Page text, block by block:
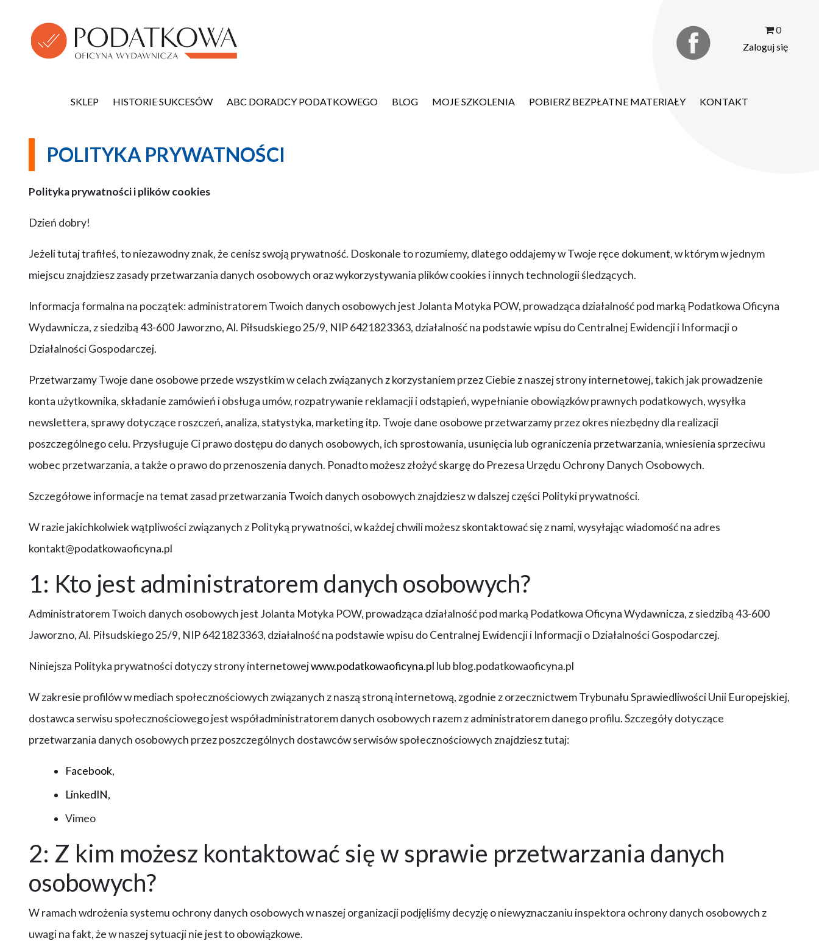
0
Zaloguj się
SKLEP HISTORIE SUKCESÓW ABC DORADCY PODATKOWEGO BLOG MOJE SZKOLENIA POBIERZ BEZPŁATNE MATERIAŁY KONTAKT
POLITYKA PRYWATNOŚCI
Polityka prywatności i plików cookies
Dzień dobry!
Jeżeli tutaj trafiłeś, to niezawodny znak, że cenisz swoją prywatność. Doskonale to rozumiemy, dlatego oddajemy w Twoje ręce dokument, w którym w jednym
miejscu znajdziesz zasady przetwarzania danych osobowych oraz wykorzystywania plików cookies i innych technologii śledzących.
Informacja formalna na początek: administratorem Twoich danych osobowych jest Jolanta Motyka POW, prowadząca działalność pod marką Podatkowa Oficyna
Wydawnicza, z siedzibą 43-600 Jaworzno, Al. Piłsudskiego 25/9, NIP 6421823363, działalność na podstawie wpisu do Centralnej Ewidencji i Informacji o
Działalności Gospodarczej.
Przetwarzamy Twoje dane osobowe przede wszystkim w celach związanych z korzystaniem przez Ciebie z naszej strony internetowej, takich jak prowadzenie
konta użytkownika, składanie zamówień i obsługa umów, rozpatrywanie reklamacji i odstąpień, wypełnianie obowiązków prawnych podatkowych, wysyłka
newslettera, sprawy dotyczące roszczeń, analiza, statystyka, marketing itp. Twoje dane osobowe przetwarzamy przez okres niezbędny dla realizacji
poszczególnego celu. Przysługuje Ci prawo dostępu do danych osobowych, ich sprostowania, usunięcia lub ograniczenia przetwarzania, wniesienia sprzeciwu
wobec przetwarzania, a także o prawo do przenoszenia danych. Ponadto możesz złożyć skargę do Prezesa Urzędu Ochrony Danych Osobowych.
Szczegółowe informacje na temat zasad przetwarzania Twoich danych osobowych znajdziesz w dalszej części Polityki prywatności.
W razie jakichkolwiek wątpliwości związanych z Polityką prywatności, w każdej chwili możesz skontaktować się z nami, wysyłając wiadomość na adres
kontakt@podatkowaoficyna.pl
1: Kto jest administratorem danych osobowych?
Administratorem Twoich danych osobowych jest Jolanta Motyka POW, prowadząca działalność pod marką Podatkowa Oficyna Wydawnicza, z siedzibą 43-600
Jaworzno, Al. Piłsudskiego 25/9, NIP 6421823363, działalność na podstawie wpisu do Centralnej Ewidencji i Informacji o Działalności Gospodarczej.
Niniejsza Polityka prywatności dotyczy strony internetowejwww.podatkowaoficyna.pl lub blog.podatkowaoficyna.pl
W zakresie profilów w mediach społecznościowych związanych z naszą stroną internetową, zgodnie z orzecznictwem Trybunału Sprawiedliwości Unii Europejskiej,
dostawca serwisu społecznościowego jest współadministratorem danych osobowych razem z administratorem danego profilu. Szczegóły dotyczące
przetwarzania danych osobowych przez poszczególnych dostawców serwisów społecznościowych znajdziesz tutaj:
Facebook,
LinkedIN,
Vimeo
2: Z kim możesz kontaktować się w sprawie przetwarzania danych
osobowych?
W ramach wdrożenia systemu ochrony danych osobowych w naszej organizacji podjęliśmy decyzję o niewyznaczaniu inspektora ochrony danych osobowych z
uwagi na fakt, że w naszej sytuacji nie jest to obowiązkowe.